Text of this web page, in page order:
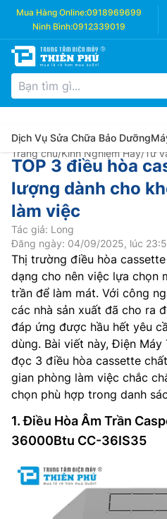
Mua Hàng Online:0918969699
Ninh Bình:0912339019
Dịch Vụ Sửa Chữa Bảo Dưỡng
Trang chủ/Kinh Nghiệm Hay/Tư
TOP 3 điều hòa
lượng dành cho
làm việc
Tác giả: Long
Đăng ngày: 04/09/2025, lúc
Thị trường điều hòa
dạng cho nên việc lựa chọn
trần để làm mát. Với công
các nhà sản xuất đã cho ra
đáp ứng được hầu hết yêu
dùng. Bài viết này, Điện
đọc 3 điều hòa cassette
gian phòng làm việc chắc
chọn phù hợp trong danh
1. Điều Hòa Âm Trần
36000Btu CC-36IS35